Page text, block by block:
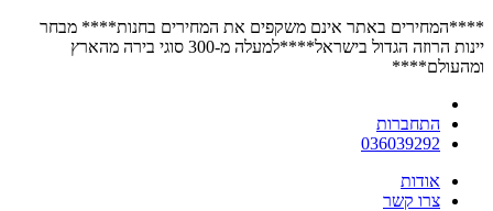
****המחירים באתר אינם משקפים את המחירים בחנות**** מבחר
יינות הרוזה הגדול בישראל****למעלה מ-300 סוגי בירה מהארץ
ומהעולם****
התחברות
036039292
אודות
צרו קשר